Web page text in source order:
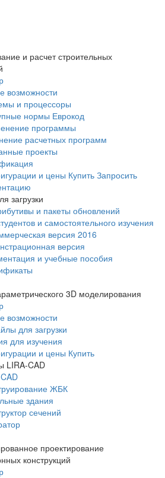
и расчет строительных
возможности
и процессоры
нормы Еврокод
программы
расчетных программ
проекты
и цены Купить Запросить
загрузки
и пакеты обновлений
и самостоятельного изучения
версия 2016
версия
и учебные пособия
3D моделирования
возможности
для загрузки
для изучения
и цены Купить
LIRA-CAD
ЖБК
здания
сечений
проектирование
конструкций